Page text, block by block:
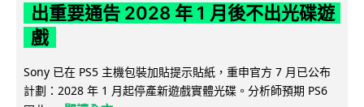
出重要通告 2028 年 1 月後不出光碟遊
戲
Sony 已在 PS5 主機包裝加貼提示貼紙，重申官方 7 月已公布
計劃：2028 年 1 月起停產新遊戲實體光碟。分析師預期 PS6